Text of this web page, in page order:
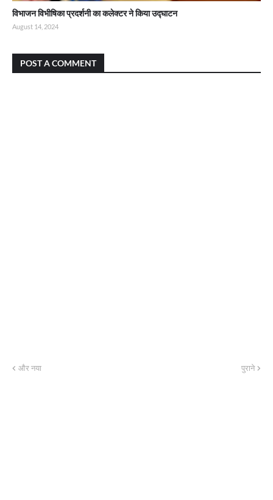
विभाजन विभीषिका प्रदर्शनी का कलेक्टर ने किया उद्घाटन
August 14, 2024
POST A COMMENT
और नया पुराने